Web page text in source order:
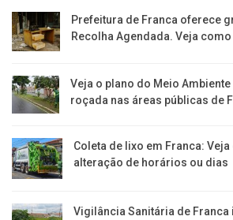
Prefeitura de Franca oferece
Recolha Agendada. Veja
Veja o plano do Meio
roçada nas áreas públicas de
Coleta de lixo em Franca:
alteração de horários ou dias
Vigilância Sanitária de Franca